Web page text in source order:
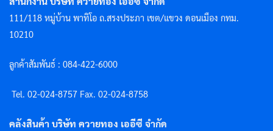
111/118 หมู่บ้าน พาทิโอ ถ.สรงประภา เขต/แขวง ดอนเมือง กทม.
10210
ลูกค้าสัมพันธ์ : 084-422-6000
Tel. 02-024-8757 Fax. 02-024-8758
คลังสินค้า บริษัท ควายทอง เออีซี จำกัด